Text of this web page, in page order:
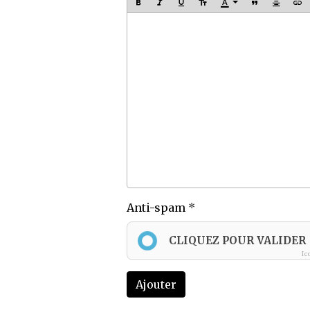
Anti-spam
CLIQUEZ POUR VALIDER
Ajouter